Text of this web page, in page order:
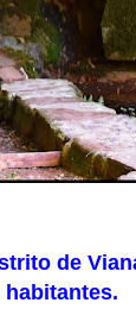
de
habitantes.